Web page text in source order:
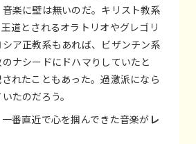
楽に壁は無いのだ。キリスト教系
道とされるオラトリオやグレゴリ
ア正教系もあれば、ビザンチン系
ナシードにドハマりしていたと
れたこともあった。過激派になら
たのだろう。
番直近で心を掴んできた音楽が レ